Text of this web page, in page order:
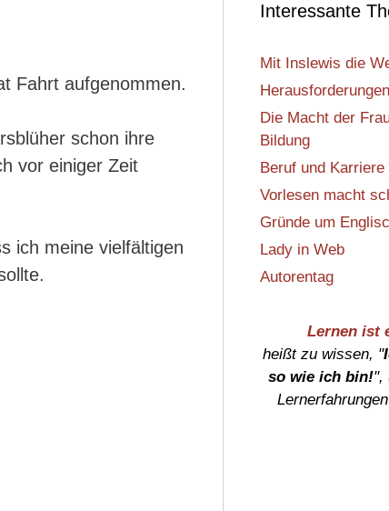
Fahrt aufgenommen.
schon ihre
vor einiger Zeit
ich meine vielfältigen
Interessante
Mit Inslewis die
Die Macht der
Bildung
Beruf und Karriere
Vorlesen macht
Gründe um
Lady in Web
Autorentag
Lernen ist
heißt zu wissen, "
so wie ich bin!",